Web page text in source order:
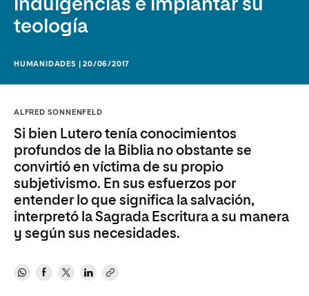
indulgencias e implantar su
teología
HUMANIDADES | 20/06/2017
ALFRED SONNENFELD
Si bien Lutero tenía conocimientos
profundos de la Biblia no obstante se
convirtió en víctima de su propio
subjetivismo. En sus esfuerzos por
entender lo que significa la salvación,
interpretó la Sagrada Escritura a su manera
y según sus necesidades.